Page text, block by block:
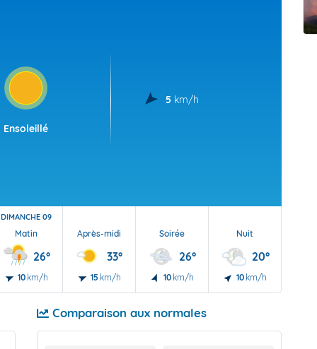
Ensoleillé
5 km/h
DIMANCHE 09
Matin
26°
10 km/h
Après-midi
33°
15 km/h
Soirée
26°
10 km/h
Nuit
20°
10 km/h
Comparaison aux normales